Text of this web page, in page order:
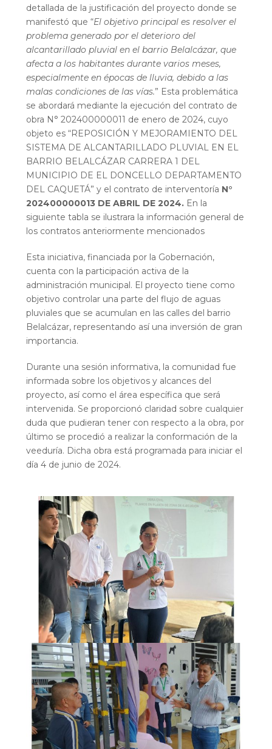
detallada de la justificación del proyecto donde se
manifestó que “El objetivo principal es resolver el
problema generado por el deterioro del
alcantarillado pluvial en el barrio Belalcázar, que
afecta a los habitantes durante varios meses,
especialmente en épocas de lluvia, debido a las
malas condiciones de las vías.” Esta problemática
se abordará mediante la ejecución del contrato de
obra N° 202400000011 de enero de 2024, cuyo
objeto es “REPOSICIÓN Y MEJORAMIENTO DEL
SISTEMA DE ALCANTARILLADO PLUVIAL EN EL
BARRIO BELALCÁZAR CARRERA 1 DEL
MUNICIPIO DE EL DONCELLO DEPARTAMENTO
DEL CAQUETÁ” y el contrato de interventoría N°
202400000013 DE ABRIL DE 2024.En la
siguiente tabla se ilustrara la información general de
los contratos anteriormente mencionados
Esta iniciativa, financiada por la Gobernación,
cuenta con la participación activa de la
administración municipal. El proyecto tiene como
objetivo controlar una parte del flujo de aguas
pluviales que se acumulan en las calles del barrio
Belalcázar, representando así una inversión de gran
importancia.
Durante una sesión informativa, la comunidad fue
informada sobre los objetivos y alcances del
proyecto, así como el área específica que será
intervenida. Se proporcionó claridad sobre cualquier
duda que pudieran tener con respecto a la obra, por
último se procedió a realizar la conformación de la
veeduría. Dicha obra está programada para iniciar el
día 4 de junio de 2024.